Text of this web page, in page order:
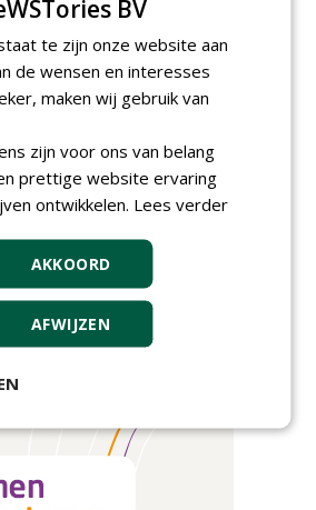
Kennismakingssessie ETT op
9 september
woensdag 9 september 2026
Boomverzorgersdag voor
boomprofessionals
vrijdag 9 oktober 2026
Event: De stad van de
toekomst begint in de
donderdag 5 november 2026
BV
te zijn onze website aan
de wensen en interesses
maken wij gebruik van
zijn voor ons van belang
prettige website ervaring
ontwikkelen. Lees verder
AKKOORD
AFWIJZEN